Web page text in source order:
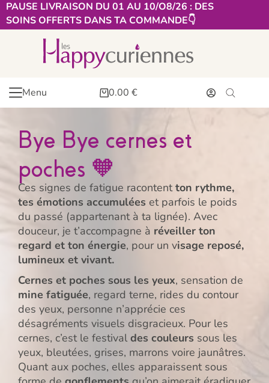
PAUSE LIVRAISON DU 01 AU 10/O8/26 : DES
SOINS OFFERTS DANS TA COMMANDE👇​
Menu 0.00 €
Bye Bye cernes et
poches 🧡
Ces signes de fatigue racontentton rythme,
tes émotions accumulées et parfois le poids
du passé (appartenant à ta lignée). Avec
douceur, je t’accompagne à réveiller ton
regard et ton énergie, pour un visage reposé,
lumineux et vivant.
Cernes et poches sous les yeux, sensation de
mine fatiguée, regard terne, rides du contour
des yeux, personne n’apprécie ces
désagréments visuels disgracieux. Pour les
cernes, c’est le festival des couleurs sous les
yeux, bleutées, grises, marrons voire jaunâtres.
Quant aux poches, elles apparaissent sous